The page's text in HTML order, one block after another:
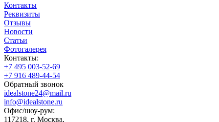
Контакты
Реквизиты
Отзывы
Новости
Статьи
Фотогалерея
Контакты:
+7 495 003-52-69
+7 916 489-44-54
Обратный звонок
idealstone24@mail.ru
info@idealstone.ru
Офис/шоу-рум:
117218, г. Москва,